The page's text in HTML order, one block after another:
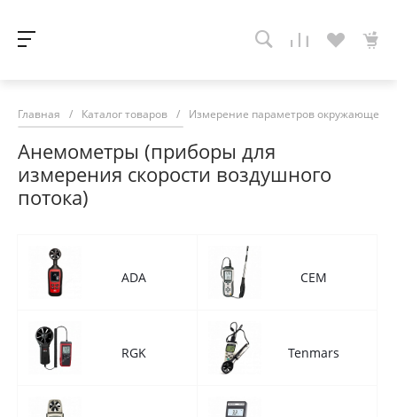
Главная / Каталог товаров / Измерение параметров окружающей
Анемометры (приборы для
измерения скорости воздушного
потока)
ADA CEM
RGK Tenmars